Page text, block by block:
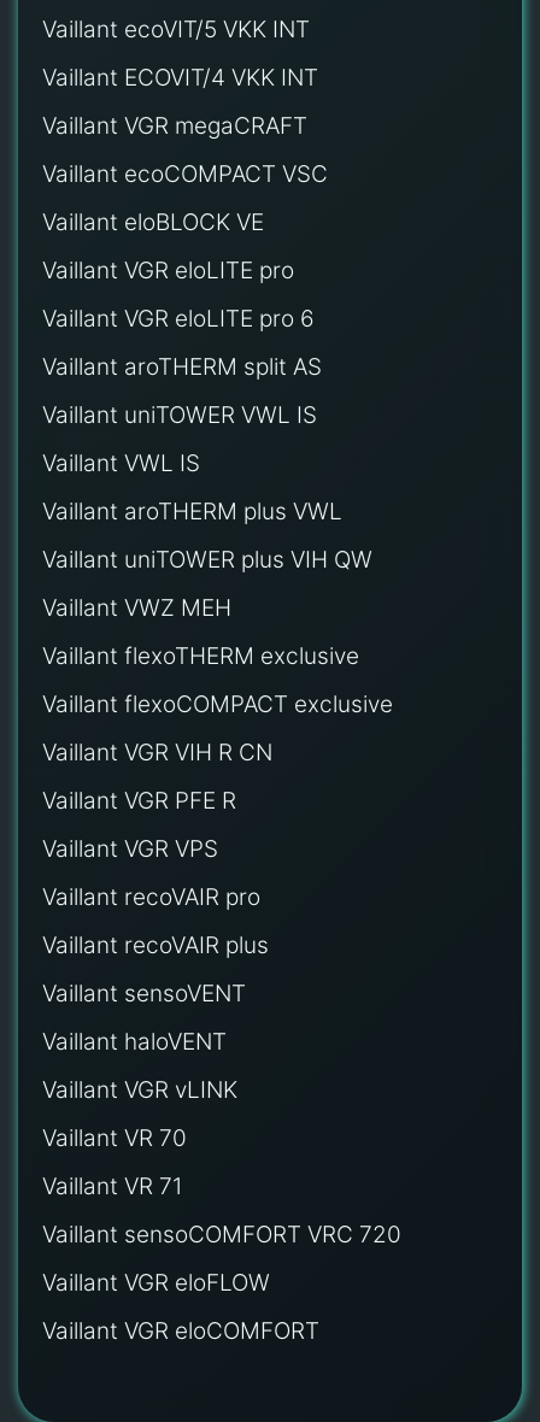
Vaillant ecoVIT/5 VKK INT
Vaillant ECOVIT/4 VKK INT
Vaillant VGR megaCRAFT
Vaillant ecoCOMPACT VSC
Vaillant eloBLOCK VE
Vaillant VGR eloLITE pro
Vaillant VGR eloLITE pro 6
Vaillant aroTHERM split AS
Vaillant uniTOWER VWL IS
Vaillant VWL IS
Vaillant aroTHERM plus VWL
Vaillant uniTOWER plus VIH QW
Vaillant VWZ MEH
Vaillant flexoTHERM exclusive
Vaillant flexoCOMPACT exclusive
Vaillant VGR VIH R CN
Vaillant VGR PFE R
Vaillant VGR VPS
Vaillant recoVAIR pro
Vaillant recoVAIR plus
Vaillant sensoVENT
Vaillant haloVENT
Vaillant VGR vLINK
Vaillant VR 70
Vaillant VR 71
Vaillant sensoCOMFORT VRC 720
Vaillant VGR eloFLOW
Vaillant VGR eloCOMFORT